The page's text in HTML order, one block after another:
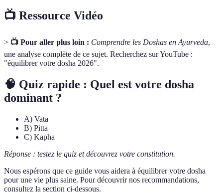
📺 Ressource Vidéo
> 📺 Pour aller plus loin : Comprendre les Doshas en Ayurveda,
une analyse complète de ce sujet. Recherchez sur YouTube :
"équilibrer votre dosha 2026".
🧠 Quiz rapide : Quel est votre dosha
dominant ?
A) Vata
B) Pitta
C) Kapha
Réponse : testez le quiz et découvrez votre constitution.
Nous espérons que ce guide vous aidera à équilibrer votre dosha
pour une vie plus saine. Pour découvrir nos recommandations,
consultez la section ci-dessous.